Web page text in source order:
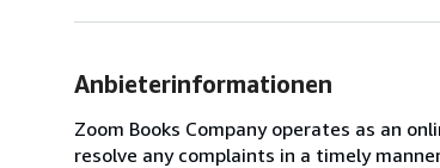
Anbieterinformationen
Zoom Books Company operates as an
resolve any complaints in a timely